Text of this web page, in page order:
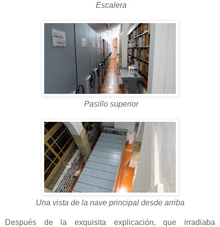
Escalera
Pasillo superior
Una vista de la nave principal desde arriba
Después de la exquisita explicación, que irradiaba